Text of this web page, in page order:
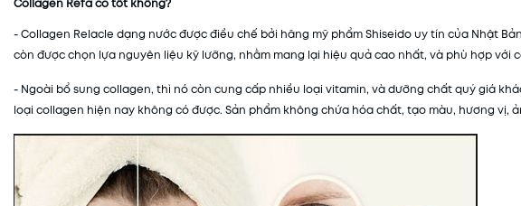
Collagen Refa có tốt không?
- Collagen Relacle dạng nước được điều chế bởi hãng mỹ phẩm Shiseido uy tín của Nhật
còn được chọn lựa nguyên liệu kỹ lưỡng, nhằm mang lại hiệu quả cao nhất, và phù hợp với
- Ngoài bổ sung collagen, thì nó còn cung cấp nhiều loại vitamin, và dưỡng chất quý giá
loại collagen hiện nay không có được. Sản phẩm không chứa hóa chất, tạo màu, hương vị,